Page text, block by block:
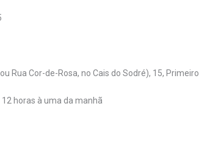
Rua Cor-de-Rosa, no Cais do Sodré), 15, Primeiro
horas à uma da manhã